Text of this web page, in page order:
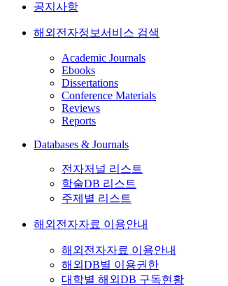
공지사항
해외전자정보서비스 검색
Academic Journals
Ebooks
Dissertations
Conference Materials
Reviews
Reports
Databases & Journals
전자저널 리스트
학술DB 리스트
주제별 리스트
해외전자자료 이용안내
해외전자자료 이용안내
해외DB별 이용권한
대학별 해외DB 구독현황